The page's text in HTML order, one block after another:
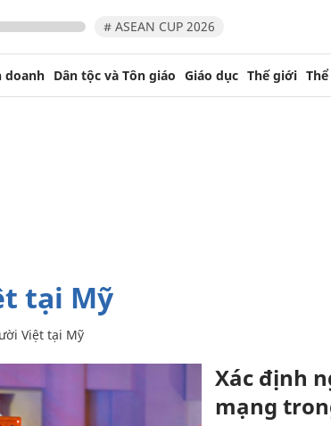
# ASEAN CUP 2026
doanh Dân tộc và Tôn giáo Giáo dục Thế giới
tại Mỹ
Việt tại Mỹ
Xác định
mạng